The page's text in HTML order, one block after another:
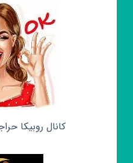
کانال روبیکا